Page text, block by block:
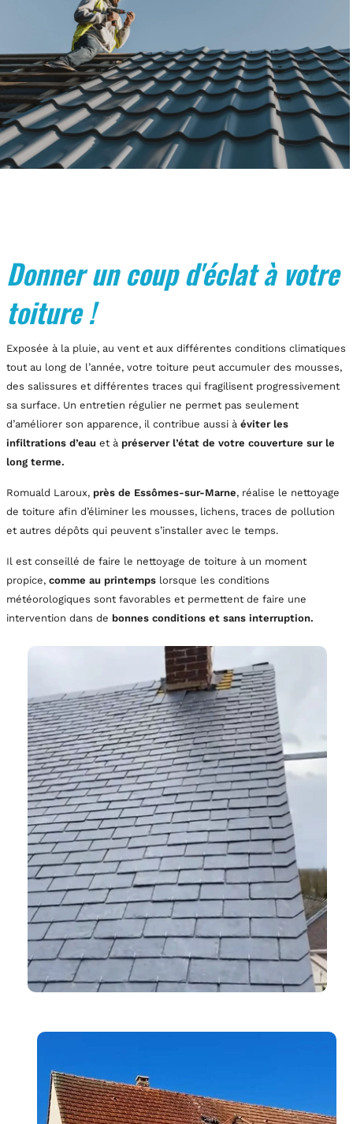
Donner un coup d'éclat à votre
toiture !
Exposée à la pluie, au vent et aux différentes conditions climatiques
tout au long de l’année, votre toiture peut accumuler des mousses,
des salissures et différentes traces qui fragilisent progressivement
sa surface. Un entretien régulier ne permet pas seulement
d’améliorer son apparence, il contribue aussi à éviter les
infiltrations d’eau et à préserver l’état de votre couverture sur le
long terme.
Romuald Laroux, près de Essômes-sur-Marne, réalise le nettoyage
de toiture afin d’éliminer les mousses, lichens, traces de pollution
et autres dépôts qui peuvent s’installer avec le temps.
Il est conseillé de faire le nettoyage de toiture à un moment
propice, comme au printemps lorsque les conditions
météorologiques sont favorables et permettent de faire une
intervention dans de bonnes conditions et sans interruption.